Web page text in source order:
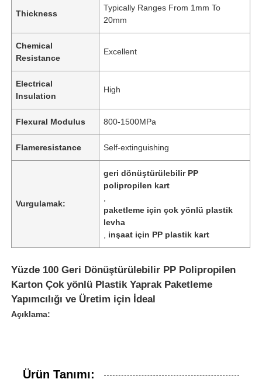
Thickness
Typically Ranges From 1mm To
20mm
Chemical
Resistance
Excellent
Electrical
Insulation
High
Flexural Modulus 800-1500MPa
Flameresistance Self-extinguishing
Vurgulamak:
geri dönüştürülebilir PP
polipropilen kart
paketleme için çok yönlü plastik
levha
inşaat için PP plastik kart
Yüzde 100 Geri Dönüştürülebilir PP Polipropilen
Karton Çok yönlü Plastik Yaprak Paketleme
Yapımcılığı ve Üretim için İdeal
Açıklama:
Ürün Tanımı: